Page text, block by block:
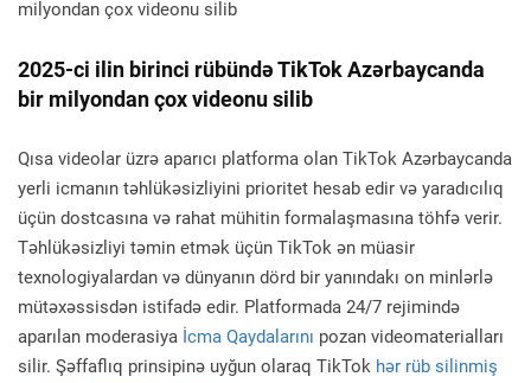
2025-ci ilin birinci rübündə TikTok Azərbaycanda
bir milyondan çox videonu silib
Qısa videolar üzrə aparıcı platforma olan TikTok Azərbaycanda
yerli icmanın təhlükəsizliyini prioritet hesab edir və yaradıcılıq
üçün dostcasına və rahat mühitin formalaşmasına töhfə verir.
Təhlükəsizliyi təmin etmək üçün TikTok ən müasir
texnologiyalardan və dünyanın dörd bir yanındakı on minlərlə
mütəxəssisdən istifadə edir. Platformada 24/7 rejimində
aparılan moderasiya İcma Qaydalarını pozan videomaterialları
silir. Şəffaflıq prinsipinə uyğun olaraq TikTok hər rüb silinmiş